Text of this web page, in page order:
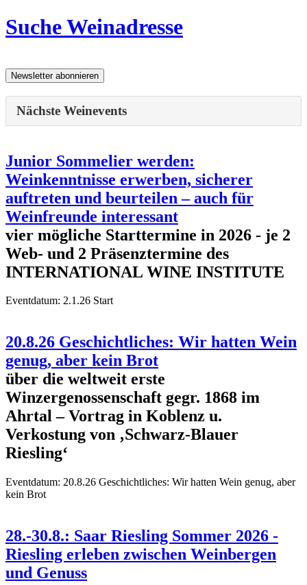
Suche Weinadresse
Nächste Weinevents
Junior Sommelier werden:
Weinkenntnisse erwerben, sicherer
auftreten und beurteilen – auch für
Weinfreunde interessant
vier mögliche Starttermine in 2026 - je 2
Web- und 2 Präsenztermine des
INTERNATIONAL WINE INSTITUTE
Eventdatum: 2.1.26 Start
20.8.26 Geschichtliches: Wir hatten Wein
genug, aber kein Brot
über die weltweit erste
Winzergenossenschaft gegr. 1868 im
Ahrtal – Vortrag in Koblenz u.
Verkostung von ‚Schwarz-Blauer
Riesling‘
Eventdatum: 20.8.26 Geschichtliches: Wir hatten Wein genug, aber
kein Brot
28.-30.8.: Saar Riesling Sommer 2026 -
Riesling erleben zwischen Weinbergen
und Genuss